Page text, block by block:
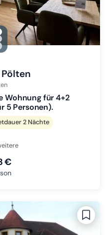
Slide 1 wechseln
Zu Slide 2 wechseln
Slide 3 wechseln
Wohnung für 4+2
5 Personen).
2 Nächte
€